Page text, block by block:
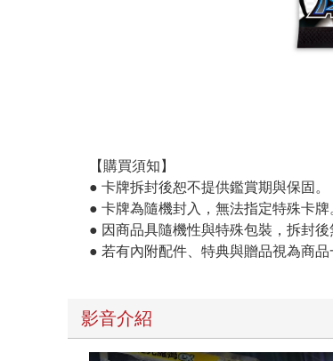
【購買須知】
● 卡牌拆封後恕不提供鑑賞期與保固。
● 卡牌為隨機封入，無法指定特殊卡牌
● 因商品具隨機性與特殊包裝，拆封後
● 若有內附配件、特典與贈品視為商
影音介紹